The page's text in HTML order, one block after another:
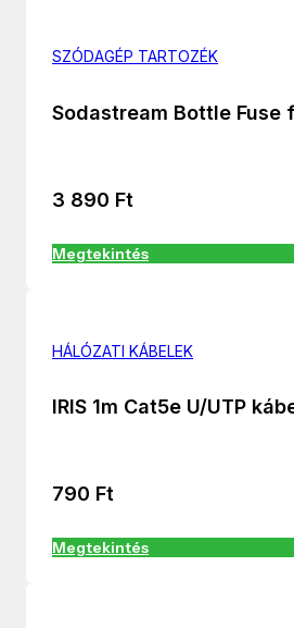
SZÓDAGÉP TARTOZÉK
Sodastream Bottle Fuse
3 890 Ft
Megtekintés
HÁLÓZATI KÁBELEK
IRIS 1m Cat5e U/UTP
790 Ft
Megtekintés